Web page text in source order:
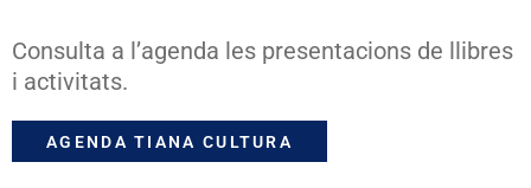
Consulta a l’agenda les presentacions de llibres
i activitats.
AGENDA TIANA CULTURA